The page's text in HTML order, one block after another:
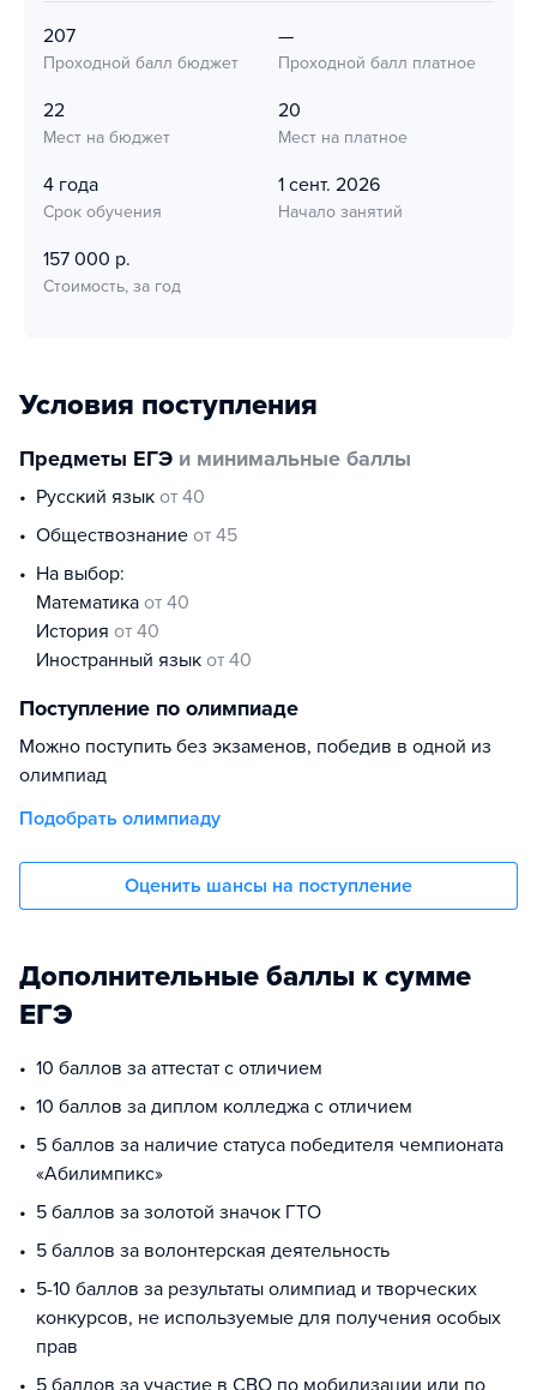
207
Проходной балл бюджет
—
Проходной балл платное
22
Мест на бюджет
20
Мест на платное
4 года
Срок обучения
1 сент. 2026
Начало занятий
157 000 р.
Стоимость, за год
Условия поступления
Предметы ЕГЭ и минимальные баллы
русский язык от 40
обществознание от 45
На выбор:
математика от 40
история от 40
иностранный язык от 40
Поступление по олимпиаде
Можно поступить без экзаменов, победив в одной из
олимпиад
Подобрать олимпиаду
Оценить шансы на поступление
Дополнительные баллы к сумме
ЕГЭ
10 баллов за аттестат с отличием
10 баллов за диплом колледжа с отличием
5 баллов за наличие статуса победителя чемпионата
«Абилимпикс»
5 баллов за золотой значок ГТО
5 баллов за волонтерская деятельность
5-10 баллов за результаты олимпиад и творческих
конкурсов, не используемые для получения особых
прав
5 баллов за участие в СВО по мобилизации или по